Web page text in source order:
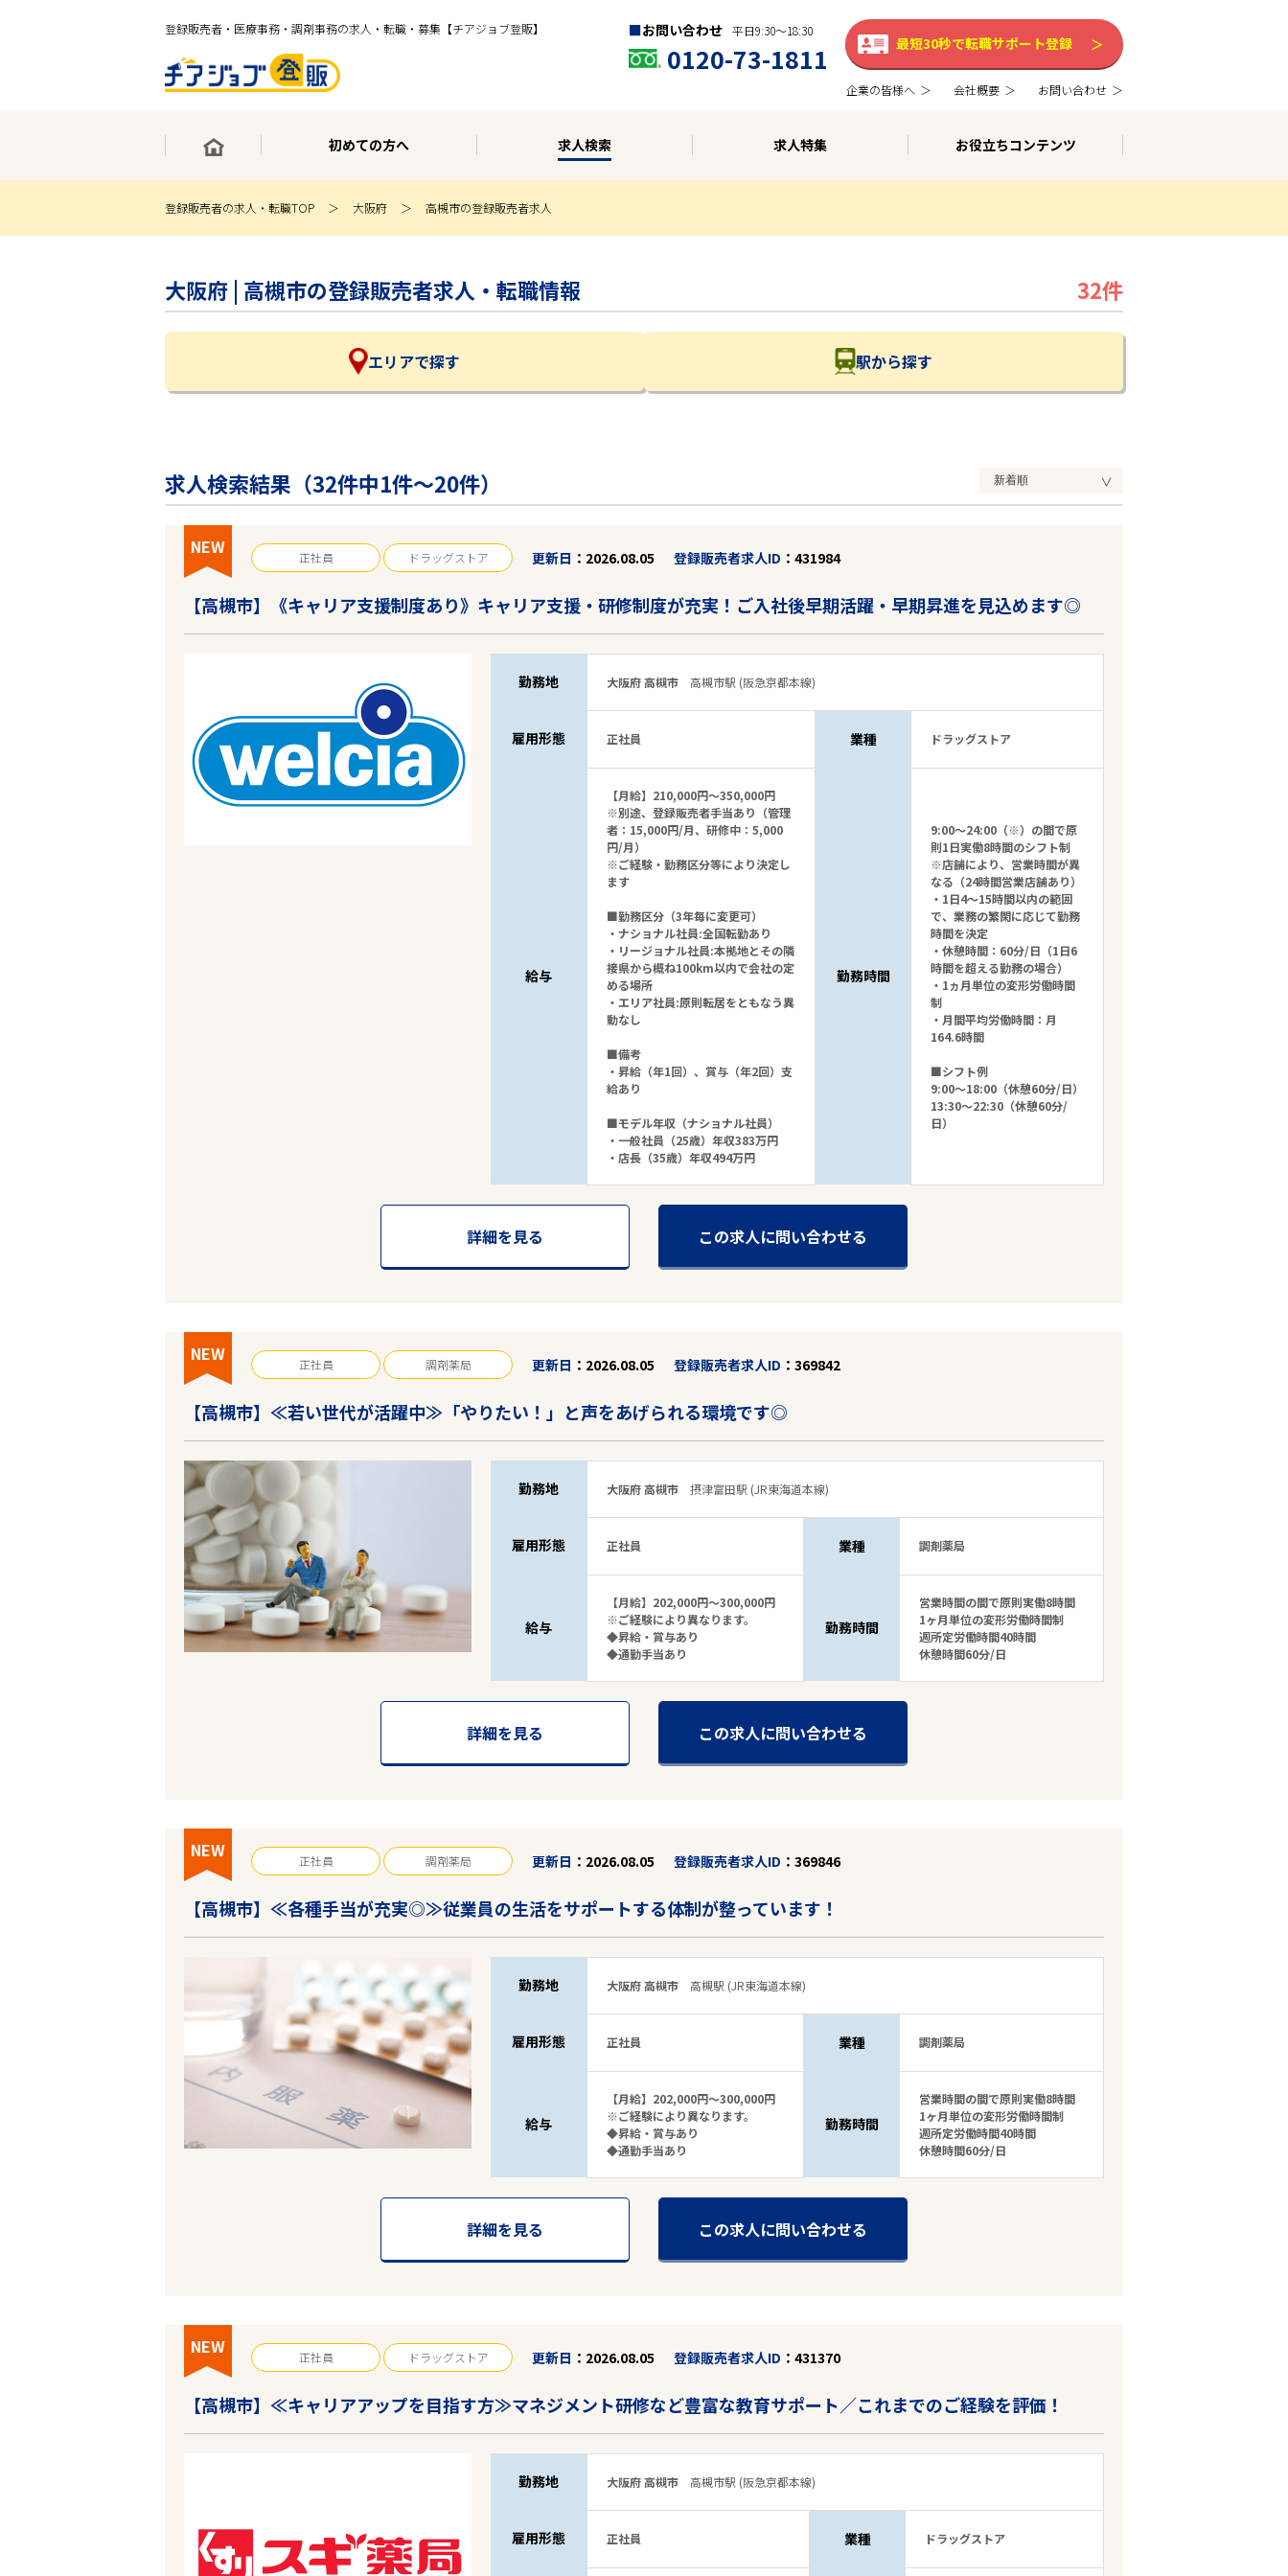
登録販売者・医療事務・調剤事務の求人・転職・募集【チアジョブ登販】 お問い合わせ 平日9:30〜18:30
0120-73-1811 最短30秒で転職サポート登録
企業の皆様へ 会社概要 お問い合わせ
初めての方へ 求人検索 求人特集 お役立ちコンテンツ
登録販売者の求人・転職TOP 大阪府 高槻市の登録販売者求人
大阪府 | 高槻市の登録販売者求人・転職情報 32件
エリアで探す 駅から探す
駅から探す
大阪
こだわり条件
求人検索結果（32件中1件～20件）
NEW 正社員 ドラッグストア 更新日 2026.08.05 登録販売者求人ID 431984
【高槻市】《キャリア支援制度あり》キャリア支援・研修制度が充実！ご入社後早期活躍・早期昇進を見込めます◎
勤務地 大阪府 高槻市 高槻市駅 (阪急京都本線)
雇用形態 正社員 業種 ドラッグストア
給与
【月給】210,000円～350,000円
※別途、登録販売者手当あり（管理
者：15,000円/月、研修中：5,000
円/月）
※ご経験・勤務区分等により決定し
ます
■勤務区分（3年毎に変更可）
・ナショナル社員:全国転勤あり
・リージョナル社員:本拠地とその隣
接県から概ね100km以内で会社の定
める場所
・エリア社員:原則転居をともなう異
動なし
■備考
・昇給（年1回）、賞与（年2回）支
給あり
■モデル年収（ナショナル社員）
・一般社員（25歳）年収383万円
・店長（35歳）年収494万円
勤務時間
9:00～24:00（※）の間で原
則1日実働8時間のシフト制
※店舗により、営業時間が異
なる（24時間営業店舗あり）
・1日4～15時間以内の範囲
で、業務の繁閑に応じて勤務
時間を決定
・休憩時間：60分/日（1日6
時間を超える勤務の場合）
・1ヵ月単位の変形労働時間
制
・月間平均労働時間：月
164.6時間
■シフト例
9:00～18:00（休憩60分/日）
13:30～22:30（休憩60分/
日）
詳細を見る この求人に問い合わせる
NEW 正社員 調剤薬局 更新日 2026.08.05 登録販売者求人ID 369842
【高槻市】≪若い世代が活躍中≫「やりたい！」と声をあげられる環境です◎
勤務地 大阪府 高槻市 摂津富田駅 (JR東海道本線)
雇用形態 正社員 業種 調剤薬局
給与
【月給】202,000円～300,000円
※ご経験により異なります。
◆昇給・賞与あり
◆通勤手当あり
勤務時間
営業時間の間で原則実働8時間
1ヶ月単位の変形労働時間制
週所定労働時間40時間
休憩時間60分/日
詳細を見る この求人に問い合わせる
NEW 正社員 調剤薬局 更新日 2026.08.05 登録販売者求人ID 369846
【高槻市】≪各種手当が充実◎≫従業員の生活をサポートする体制が整っています！
勤務地 大阪府 高槻市 高槻駅 (JR東海道本線)
雇用形態 正社員 業種 調剤薬局
給与
【月給】202,000円～300,000円
※ご経験により異なります。
◆昇給・賞与あり
◆通勤手当あり
勤務時間
営業時間の間で原則実働8時間
1ヶ月単位の変形労働時間制
週所定労働時間40時間
休憩時間60分/日
詳細を見る この求人に問い合わせる
NEW 正社員 ドラッグストア 更新日 2026.08.05 登録販売者求人ID 431370
【高槻市】≪キャリアアップを目指す方≫マネジメント研修など豊富な教育サポート／これまでのご経験を評価！
勤務地 大阪府 高槻市 高槻市駅 (阪急京都本線)
雇用形態 正社員 業種 ドラッグストア